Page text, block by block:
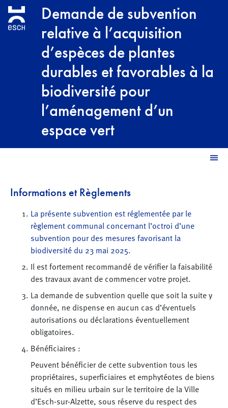
Aller au contenu principalDemande de subvention
relative à l’acquisition
d’espèces de plantes
durables et favorables à la
biodiversité pour
l’aménagement d’un
espace vert
Informations et Règlements
La présente subvention est réglementée par le
règlement communal concernant l’octroi d’une
subvention pour des mesures favorisant la
biodiversité du 23 mai 2025.
Il est fortement recommandé de vérifier la faisabilité
des travaux avant de commencer votre projet.
La demande de subvention quelle que soit la suite y
donnée, ne dispense en aucun cas d’éventuels
autorisations ou déclarations éventuellement
obligatoires.
Bénéficiaires :
Peuvent bénéficier de cette subvention tous les
propriétaires, superficiaires et emphytéotes de biens
situés en milieu urbain sur le territoire de la Ville
d’Esch-sur-Alzette, sous réserve du respect des